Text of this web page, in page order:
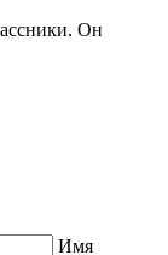
Он
Имя